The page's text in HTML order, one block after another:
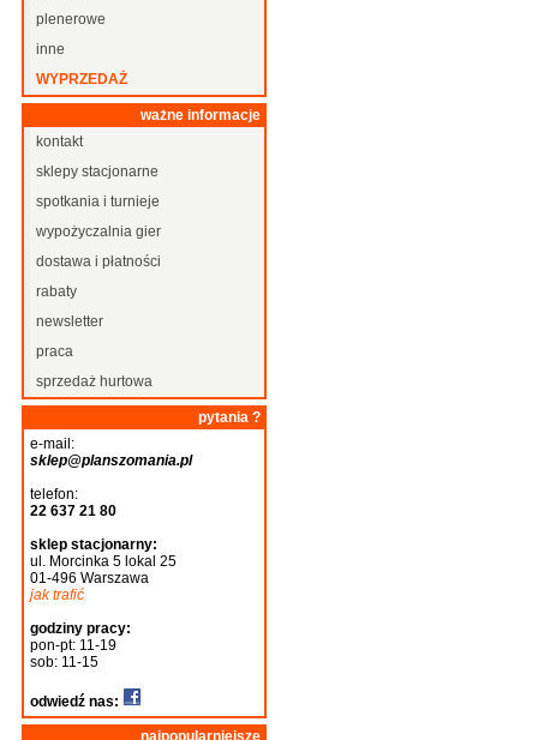
plenerowe
inne
WYPRZEDAŻ
ważne informacje
kontakt
sklepy stacjonarne
spotkania i turnieje
wypożyczalnia gier
dostawa i płatności
rabaty
newsletter
praca
sprzedaż hurtowa
pytania ?
e-mail:
sklep@planszomania.pl
telefon:
22 637 21 80
sklep stacjonarny:
ul. Morcinka 5 lokal 25
01-496 Warszawa
jak trafić
godziny pracy:
pon-pt: 11-19
sob: 11-15
odwiedź nas: